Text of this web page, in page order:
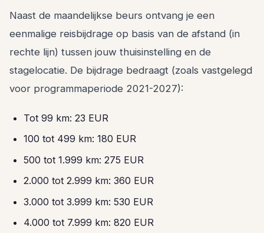
Naast de maandelijkse beurs ontvang je een
eenmalige reisbijdrage op basis van de afstand (in
rechte lijn) tussen jouw thuisinstelling en de
stagelocatie. De bijdrage bedraagt (zoals vastgelegd
voor programmaperiode 2021-2027):
Tot 99 km: 23 EUR
100 tot 499 km: 180 EUR
500 tot 1.999 km: 275 EUR
2.000 tot 2.999 km: 360 EUR
3.000 tot 3.999 km: 530 EUR
4.000 tot 7.999 km: 820 EUR